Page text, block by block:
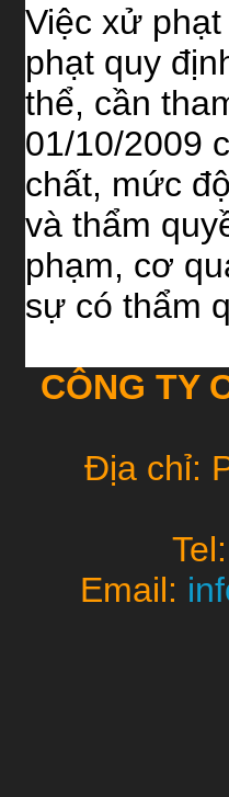
Việc xử
phạt quy
thể, cần
01/10/2009
chất, mức
và thẩm
phạm, cơ
sự có thẩm
CÔNG TY
Địa chỉ:
Email: